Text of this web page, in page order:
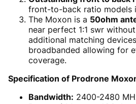
front-to-back ratio models
The Moxon is a 50ohm
near perfect 1:1 swr
additional matching
broadbanded allowing for
coverage.
Specification of Prodrone
Bandwidth: 2400-2480